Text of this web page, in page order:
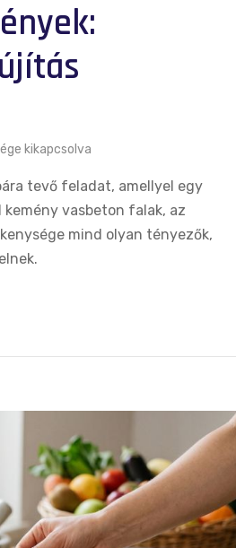
kikapcsolva
tevő feladat, amellyel egy
vasbeton falak, az
mind olyan tényezők,